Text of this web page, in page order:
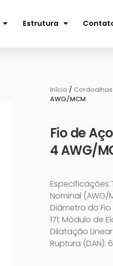
Estrutura
Início / Cordoalhas
AWG/MCM
Fio de
4 AWG/
Especificações
Nominal (AWG/
Diâmetro do Fio
171; Módulo de
Dilatação Linear
Ruptura (DAN):